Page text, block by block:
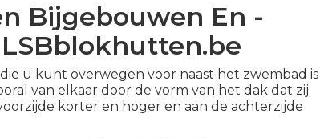
Bijgebouwen En -
u kunt overwegen voor naast het zwembad
van elkaar door de vorm van het dak dat zij
korter en hoger en aan de achterzijde